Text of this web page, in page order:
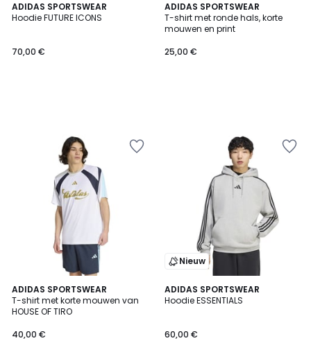
ADIDAS SPORTSWEAR
Hoodie FUTURE ICONS
70,00 €
ADIDAS SPORTSWEAR
T-shirt met ronde hals, korte
mouwen en print
25,00 €
ADIDAS SPORTSWEAR
T-shirt met korte mouwen van
HOUSE OF TIRO
40,00 €
4,7
/ 5
Nieuw
ADIDAS SPORTSWEAR
Hoodie ESSENTIALS
60,00 €
2
Kleuren